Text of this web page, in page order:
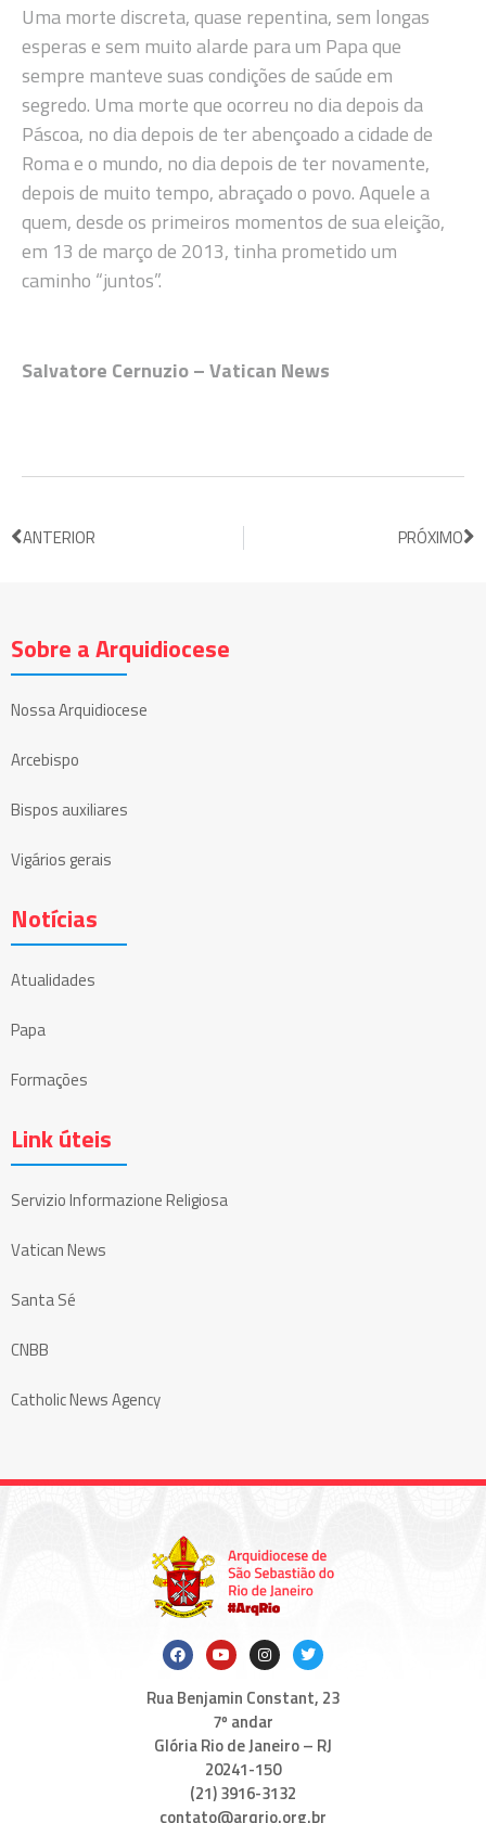
Uma morte discreta, quase repentina, sem longas
esperas e sem muito alarde para um Papa que
sempre manteve suas condições de saúde em
segredo. Uma morte que ocorreu no dia depois da
Páscoa, no dia depois de ter abençoado a cidade de
Roma e o mundo, no dia depois de ter novamente,
depois de muito tempo, abraçado o povo. Aquele a
quem, desde os primeiros momentos de sua eleição,
em 13 de março de 2013, tinha prometido um
caminho “juntos”.
Salvatore Cernuzio – Vatican News
ANTERIOR PRÓXIMO
Sobre a Arquidiocese
Nossa Arquidiocese
Arcebispo
Bispos auxiliares
Vigários gerais
Notícias
Atualidades
Papa
Formações
Link úteis
Servizio Informazione Religiosa
Vatican News
Santa Sé
CNBB
Catholic News Agency
Rua Benjamin Constant, 23
7º andar
Glória Rio de Janeiro – RJ
20241-150
(21) 3916-3132
contato@arqrio.org.br